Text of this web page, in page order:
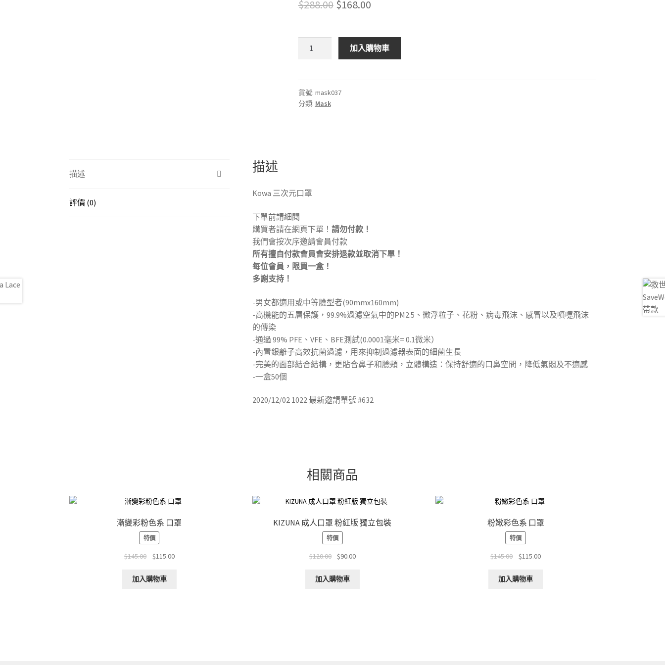
$288.00 Original
was:
$288.00.
$168.00Current
is:
$168.00.
口
罩
加入購物車
貨號: mask037
分類: Mask
描述
評價 (0)
描述
Kowa 三次元口罩
下單前請細閱
購買者請在網頁下單！請勿付款！
我們會按次序邀請會員付款
所有擅自付款會員會安排退款並取消下單！
每位會員，限買一盒！
多謝支持！
-男女都適用或中等臉型者(90mmx160mm)
-高機能的五層保護，99.9%過濾空氣中的PM2.5、微浮粒子、花粉、病毒飛沫、感冒以及噴嚏飛沫
的傳染
-通過 99% PFE、VFE、BFE測試(0.0001毫米= 0.1微米）
-內置銀離子高效抗菌過濾，用來抑制過濾器表面的細菌生長
-完美的面部結合結構，更貼合鼻子和臉頰，立體構造：保持舒適的口鼻空間，降低氣悶及不適感
-一盒50個
2020/12/02 1022 最新邀請單號 #632
相關商品
漸變彩粉色系 口罩
特價
$145.00
Original
was:
$115.00Current
加入購物車
KIZUNA 成人口罩 粉紅版 獨立包裝
特價
$120.00
Original
was:
$90.00Current
加入購物車
粉嫩彩色系 口罩
特價
$145.00
Original
was:
$115.00Current
加入購物車